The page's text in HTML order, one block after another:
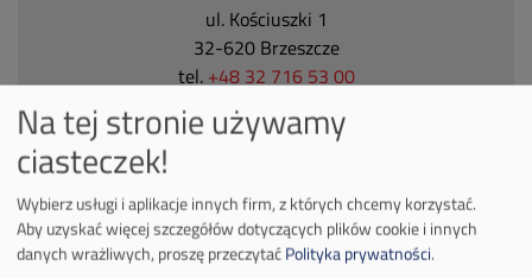
ul. Kościuszki 1
32-620 Brzeszcze
tel. +48 32 716 53 00
mail:media@pkw-sa.pl
tel.:+48 32 618 56 02
(poniedziałek-piątek 7:00-15:00)
Na tej stronie używamy
ciasteczek!
Wybierz usługi i aplikacje innych firm, z których chcemy korzystać.
Aby uzyskać więcej szczegółów dotyczących plików cookie i innych
danych wrażliwych, proszę przeczytaćPolityka prywatności.